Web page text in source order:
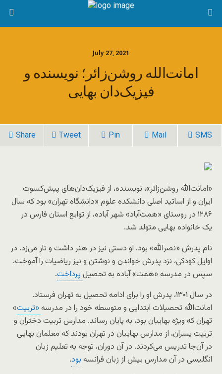
July 27, 2021
امانت‌الله روشن‌زائر؛ نویسنده و
فیزیک‌دان بهایی
Share Tweet Pin Mail SMS
«امانت‌الله روشن‌زائر»، نویسنده، از فیزیک‌دان‌های پیش‌کسوت
ایران و از اساتید اصلی دانشکده علوم «دانشگاه تهران» بود که سال
۱۲۸۶ در روستای «همت‌آباد» شهر آباده، از توابع استان فارس در
یک خانواده بهایی متولد شد.
نام پدرش «نصرالله» بود. او دستی نیز در هنر داشت و تار می‌زد. در
اوایل کودکی، نزد پدرش خواندن و نوشتن و نیز ریاضیات را آموخت،
سپس در مدرسه «همت» آباده به تحصیل پرداخت.
در سال ۱۳۰۱، پدرش او را برای ادامه تحصیل به تهران فرستاد.
امانت‌الله تحصیلات ابتدایی و متوسطه خود را در مدرسه «تربیت»
تهران که ویژه بهاییان بود، به پایان رساند. مدارس تربیت دختران و
تربیت پسران، از مدارس بهاییان در تهران بودند که معلمان بهایی
در آن‌جا تدریس می‌کردند. در آن دوران، توجه به تعلیم زبان
انگلیسی در آن مدارس بیش از زبان فرانسه بود.